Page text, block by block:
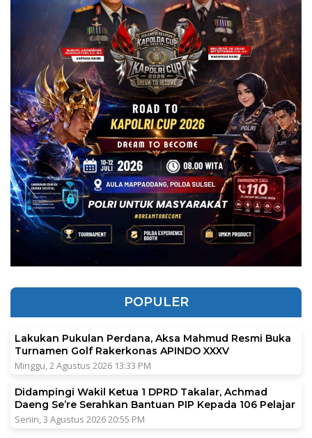
POPULER
Lakukan Pukulan Perdana, Aksa Mahmud Resmi Buka
Turnamen Golf Rakerkonas APINDO XXXV
Minggu, 2 Agustus 2026 13:33 PM
Didampingi Wakil Ketua 1 DPRD Takalar, Achmad
Daeng Se’re Serahkan Bantuan PIP Kepada 106 Pelajar
Senin, 3 Agustus 2026 20:55 PM